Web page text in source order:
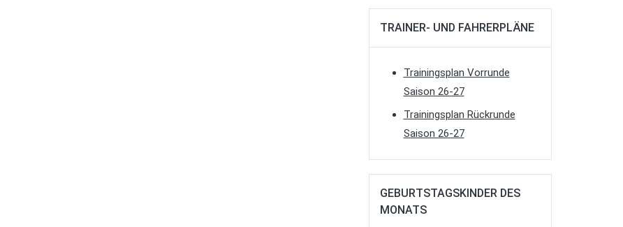
TRAINER- UND FAHRERPLÄNE
Trainingsplan Vorrunde
Saison 26-27
Trainingsplan Rückrunde
Saison 26-27
GEBURTSTAGSKINDER DES
MONATS